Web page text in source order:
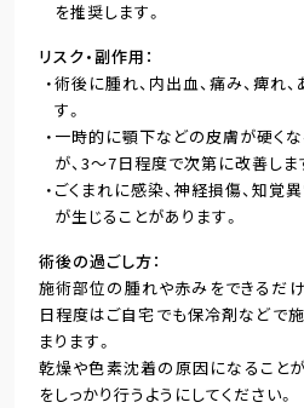
を推奨します。
リスク・副作用
術後に腫れ、内出血、痛み、痺れ
す。
一時的に顎下などの皮膚が硬くな
が、3～7日程度で次第に改善しま
ごくまれに感染、神経損傷、知覚
が生じることがあります。
術後の過ごし方
施術部位の腫れや赤みをできるだ
日程度はご自宅でも保冷剤などで
まります。
乾燥や色素沈着の原因になること
をしっかり行うようにしてください。